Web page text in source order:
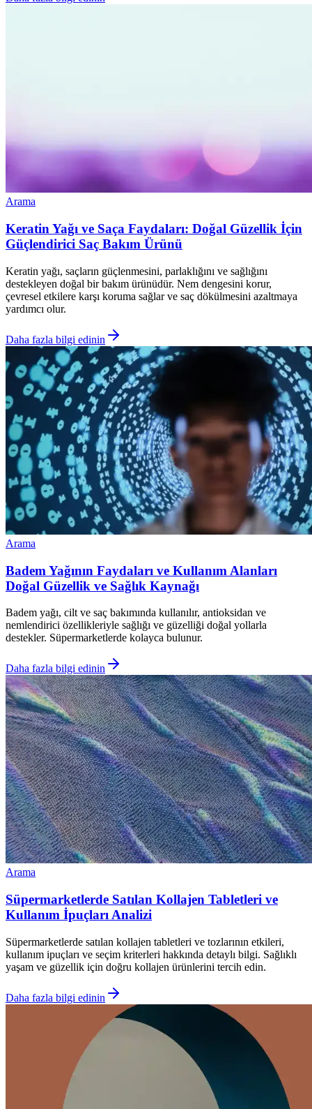
Arama
Keratin Yağı ve Saça Faydaları: Doğal Güzellik İçin
Güçlendirici Saç Bakım Ürünü
Keratin yağı, saçların güçlenmesini, parlaklığını ve sağlığını
destekleyen doğal bir bakım ürünüdür. Nem dengesini korur,
çevresel etkilere karşı koruma sağlar ve saç dökülmesini azaltmaya
yardımcı olur.
Daha fazla bilgi edinin
Arama
Badem Yağının Faydaları ve Kullanım Alanları
Doğal Güzellik ve Sağlık Kaynağı
Badem yağı, cilt ve saç bakımında kullanılır, antioksidan ve
nemlendirici özellikleriyle sağlığı ve güzelliği doğal yollarla
destekler. Süpermarketlerde kolayca bulunur.
Daha fazla bilgi edinin
Arama
Süpermarketlerde Satılan Kollajen Tabletleri ve
Kullanım İpuçları Analizi
Süpermarketlerde satılan kollajen tabletleri ve tozlarının etkileri,
kullanım ipuçları ve seçim kriterleri hakkında detaylı bilgi. Sağlıklı
yaşam ve güzellik için doğru kollajen ürünlerini tercih edin.
Daha fazla bilgi edinin